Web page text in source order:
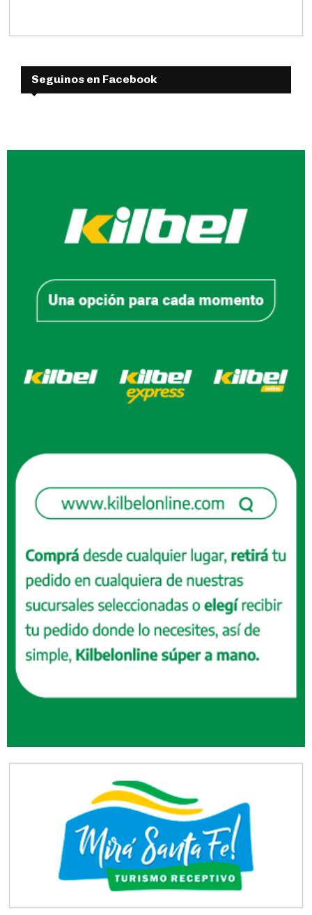
Seguinos en Facebook